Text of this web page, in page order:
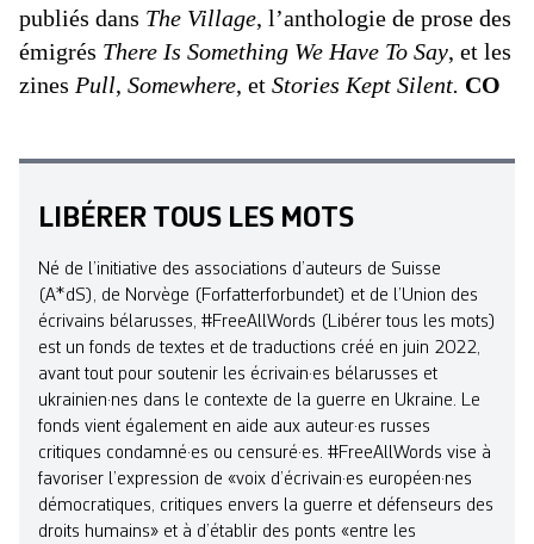
publiés dans The Village, l’anthologie de prose des
émigrés There Is Something We Have To Say, et les
zines Pull, Somewhere, et Stories Kept Silent. CO
LIBÉRER TOUS LES MOTS
Né de l’initiative des associations d’auteurs de Suisse
(A*dS), de Norvège (Forfatterforbundet) et de l’Union des
écrivains bélarusses, #FreeAllWords (Libérer tous les mots)
est un fonds de textes et de traductions créé en juin 2022,
avant tout pour soutenir les écrivain·es bélarusses et
ukrainien·nes dans le contexte de la guerre en Ukraine. Le
fonds vient également en aide aux auteur·es russes
critiques condamné·es ou censuré·es. #FreeAllWords vise à
favoriser l’expression de «voix d’écrivain·es européen·nes
démocratiques, critiques envers la guerre et défenseurs des
droits humains» et à d’établir des ponts «entre les